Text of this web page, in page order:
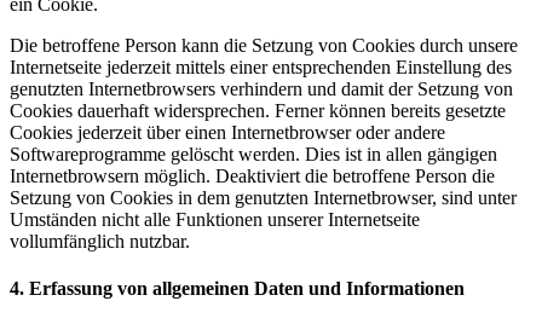
ein Cookie.
Die betroffene Person kann die Setzung von Cookies durch unsere
Internetseite jederzeit mittels einer entsprechenden Einstellung des
genutzten Internetbrowsers verhindern und damit der Setzung von
Cookies dauerhaft widersprechen. Ferner können bereits gesetzte
Cookies jederzeit über einen Internetbrowser oder andere
Softwareprogramme gelöscht werden. Dies ist in allen gängigen
Internetbrowsern möglich. Deaktiviert die betroffene Person die
Setzung von Cookies in dem genutzten Internetbrowser, sind unter
Umständen nicht alle Funktionen unserer Internetseite
vollumfänglich nutzbar.
4. Erfassung von allgemeinen Daten und Informationen